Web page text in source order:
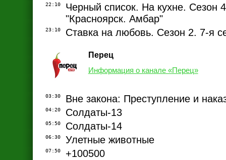
22:10
Черный список. На кухне. Сезон
"Красноярск. Амбар"
23:10 Ставка на любовь. Сезон 2. 7-я
Перец
Информация о канале «Перец»
03:30 Вне закона: Преступление и
04:20 Солдаты-13
05:50 Солдаты-14
06:30 Улетные животные
07:50 +100500